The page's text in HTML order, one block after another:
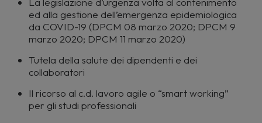
ed alla gestione dell’emergenza epidemiologica
da COVID-19 (DPCM 08 marzo 2020; DPCM 9
marzo 2020; DPCM 11 marzo 2020)
Tutela della salute dei dipendenti e dei
collaboratori
Il ricorso al c.d. lavoro agile o “smart working”
per gli studi professionali